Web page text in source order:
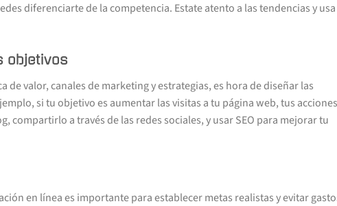
diferenciarte de la competencia. Estate atento a las tendencias y
objetivos
valor, canales de marketing y estrategias, es hora de diseñar las
si tu objetivo es aumentar las visitas a tu página web, tus acciones
a través de las redes sociales, y usar SEO para mejorar tu
en línea es importante para establecer metas realistas y evitar